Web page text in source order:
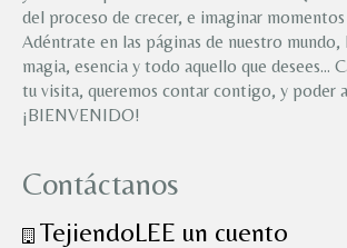
del proceso de crecer, e imaginar
Adéntrate en las páginas de nuestro
magia, esencia y todo aquello que desees…
tu visita, queremos contar contigo, y poder
¡BIENVENIDO!
Contáctanos
TejiendoLEE un cuento